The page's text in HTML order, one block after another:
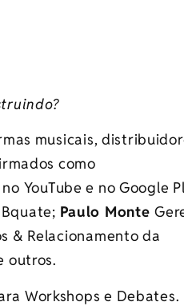
musicais,
como
YouTube e no Google
Paulo Monte
& Relacionamento da
outros.
Workshops e Debates.​